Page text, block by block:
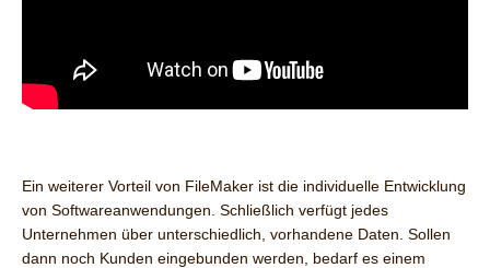
Ein weiterer Vorteil von FileMaker ist die individuelle Entwicklung
von Softwareanwendungen. Schließlich verfügt jedes
Unternehmen über unterschiedlich, vorhandene Daten. Sollen
dann noch Kunden eingebunden werden, bedarf es einem